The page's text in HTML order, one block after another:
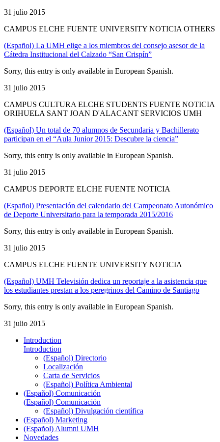
31 julio 2015
CAMPUS ELCHE FUENTE UNIVERSITY NOTICIA OTHERS
(Español) La UMH elige a los miembros del consejo asesor de la
Cátedra Institucional del Calzado “San Crispín”
Sorry, this entry is only available in European Spanish.
31 julio 2015
CAMPUS CULTURA ELCHE STUDENTS FUENTE NOTICIA
ORIHUELA SANT JOAN D'ALACANT SERVICIOS UMH
(Español) Un total de 70 alumnos de Secundaria y Bachillerato
participan en el “Aula Junior 2015: Descubre la ciencia”
Sorry, this entry is only available in European Spanish.
31 julio 2015
CAMPUS DEPORTE ELCHE FUENTE NOTICIA
(Español) Presentación del calendario del Campeonato Autonómico
de Deporte Universitario para la temporada 2015/2016
Sorry, this entry is only available in European Spanish.
31 julio 2015
CAMPUS ELCHE FUENTE UNIVERSITY NOTICIA
(Español) UMH Televisión dedica un reportaje a la asistencia que
los estudiantes prestan a los peregrinos del Camino de Santiago
Sorry, this entry is only available in European Spanish.
31 julio 2015
Introduction
Introduction
(Español) Directorio
Localización
Carta de Servicios
(Español) Política Ambiental
(Español) Comunicación
(Español) Comunicación
(Español) Divulgación científica
(Español) Marketing
(Español) Alumni UMH
Novedades